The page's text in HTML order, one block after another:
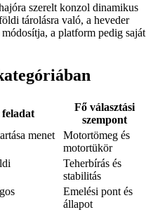
szerelt konzol dinamikus
tárolásra való, a heveder
a platform pedig saját
feladat
Fő választási
szempont
menet
Motortömeg és
motortükör
Teherbírás és
stabilitás
Emelési pont és
állapot